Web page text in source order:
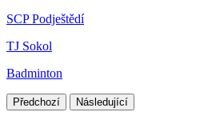
SCP Podještědí
TJ Sokol
Badminton
Předchozí Následující